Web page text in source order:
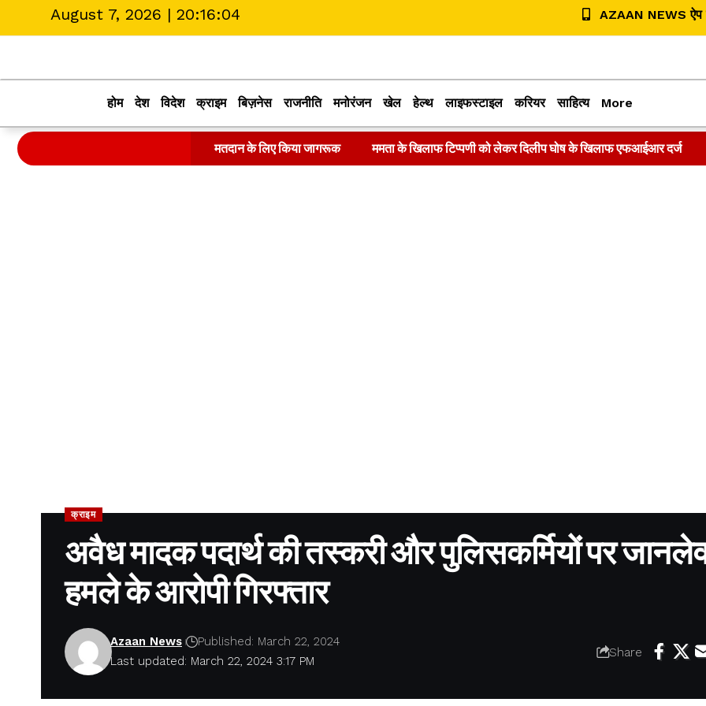
August 7, 2026 |20:16:04 AZAAN NEWS ऐप
होम देश विदेश क्राइम बिज़नेस राजनीति मनोरंजन खेल हेल्थ लाइफस्टाइल करियर साहित्य More
मतदान के लिए किया जागरूक ममता के खिलाफ टिप्पणी को लेकर दिलीप घोष के खिलाफ एफआईआर दर्ज
क्राइम
अवैध मादक पदार्थ की तस्करी और पुलिसकर्मियों पर
हमले के आरोपी गिरफ्तार
Last updated: March 22, 2024 3:17 PM
Azaan News Published: March 22, 2024
Share